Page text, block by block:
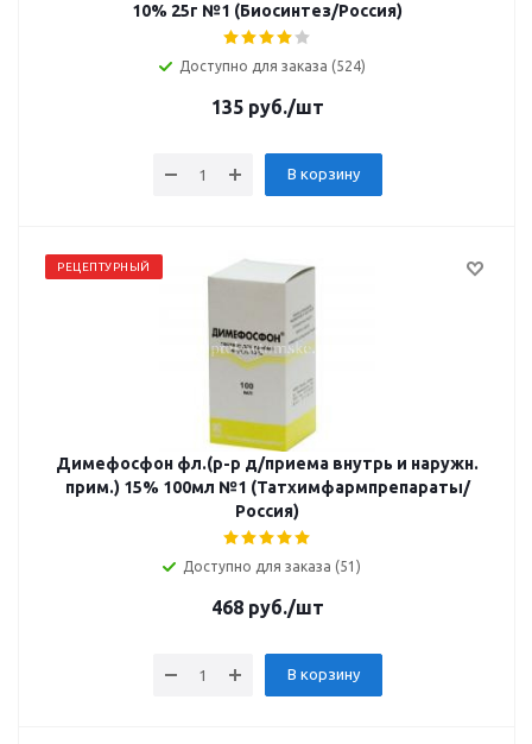
10% 25г №1 (Биосинтез/Россия)
Доступно для заказа (524)
135руб./шт
В корзину
РЕЦЕПТУРНЫЙ
Димефосфон фл.(р-р д/приема внутрь и наружн.
прим.) 15% 100мл №1 (Татхимфармпрепараты/
Россия)
Доступно для заказа (51)
468руб./шт
В корзину